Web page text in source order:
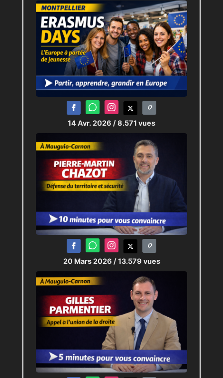
14 Avr. 2026 / 8.571 vues
20 Mars 2026 / 13.579 vues